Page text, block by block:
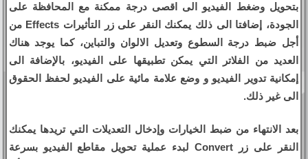
بتحويل وضغط الفيديو الى اقصى درجة ممكنة مع المحافظة على
الجودة، إضافتا الى ذلك يمكنك النقر على زر التأثيرات Effects من
أجل ضبط درجة السطوع وتعديل الالوان والتباين، كما يوجد هناك
العديد من الفلاتر التي يمكن تطبيقها على الفيديو، بالإضافة الى
إمكانية تدوير الفيديو و وضع علامة مائية على الفيديو لحفظ الحقوق
الى غير ذلك.
بعد الانتهاء من ضبط الخيارات وإدخال التعديلات التي تريدها يمكنك
النقر على زر Convert لبدء عملية تحويل مقاطع الفيديو بسرعة